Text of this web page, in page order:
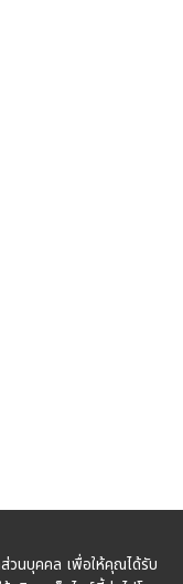
วนบุคคล เพื่อให้คุณได้รับ